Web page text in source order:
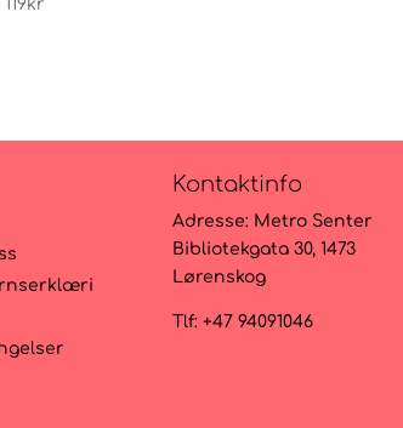
119kr
Kontaktinfo
Adresse: Metro Senter
Bibliotekgata 30, 1473
Lørenskog
Tlf: +47 94091046